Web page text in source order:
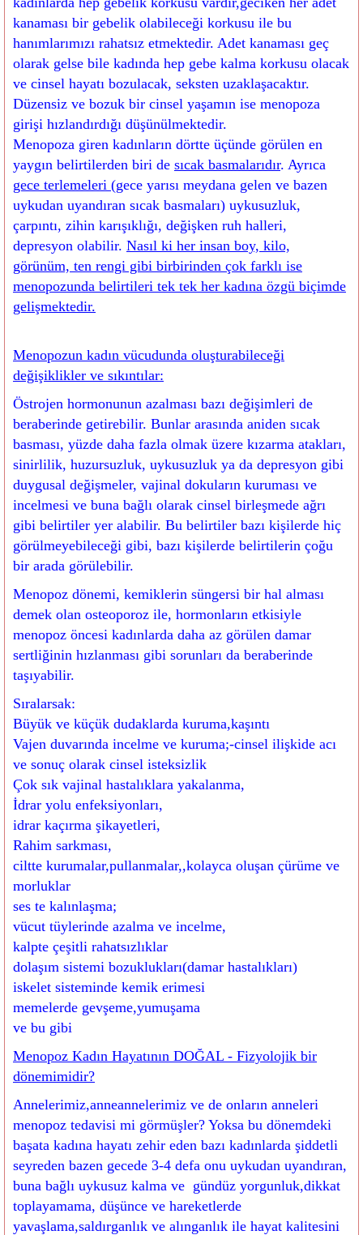
kanaması bir gebelik olabileceği korkusu ile bu
hanımlarımızı rahatsız etmektedir. Adet kanaması geç
olarak gelse bile kadında hep gebe kalma korkusu olacak
ve cinsel hayatı bozulacak, seksten uzaklaşacaktır.
Düzensiz ve bozuk bir cinsel yaşamın ise menopoza
girişi hızlandırdığı düşünülmektedir.
Menopoza giren kadınların dörtte üçünde görülen en
yaygın belirtilerden biri de sıcak basmalarıdır. Ayrıca
gece terlemeleri (gece yarısı meydana gelen ve bazen
uykudan uyandıran sıcak basmaları) uykusuzluk,
çarpıntı, zihin karışıklığı, değişken ruh halleri,
depresyon olabilir. Nasıl ki her insan boy, kilo,
görünüm, ten rengi gibi birbirinden çok farklı ise
menopozunda belirtileri tek tek her kadına özgü biçimde
gelişmektedir.
Menopozun kadın vücudunda oluşturabileceği
değişiklikler ve sıkıntılar:
Östrojen hormonunun azalması bazı değişimleri de
beraberinde getirebilir. Bunlar arasında aniden sıcak
basması, yüzde daha fazla olmak üzere kızarma atakları,
sinirlilik, huzursuzluk, uykusuzluk ya da depresyon gibi
duygusal değişmeler, vajinal dokuların kuruması ve
incelmesi ve buna bağlı olarak cinsel birleşmede ağrı
gibi belirtiler yer alabilir. Bu belirtiler bazı kişilerde hiç
görülmeyebileceği gibi, bazı kişilerde belirtilerin çoğu
bir arada görülebilir.
Menopoz dönemi, kemiklerin süngersi bir hal alması
demek olan osteoporoz ile, hormonların etkisiyle
menopoz öncesi kadınlarda daha az görülen damar
sertliğinin hızlanması gibi sorunları da beraberinde
taşıyabilir.
Sıralarsak:
Büyük ve küçük dudaklarda kuruma,kaşıntı
Vajen duvarında incelme ve kuruma;-cinsel ilişkide acı
ve sonuç olarak cinsel isteksizlik
Çok sık vajinal hastalıklara yakalanma,
İdrar yolu enfeksiyonları,
idrar kaçırma şikayetleri,
Rahim sarkması,
ciltte kurumalar,pullanmalar,,kolayca oluşan çürüme ve
morluklar
ses te kalınlaşma;
vücut tüylerinde azalma ve incelme,
kalpte çeşitli rahatsızlıklar
dolaşım sistemi bozuklukları(damar hastalıkları)
iskelet sisteminde kemik erimesi
memelerde gevşeme,yumuşama
ve bu gibi
Menopoz Kadın Hayatının DOĞAL - Fizyolojik bir
dönemimidir?
Annelerimiz,anneannelerimiz ve de onların anneleri
menopoz tedavisi mi görmüşler? Yoksa bu dönemdeki
başata kadına hayatı zehir eden bazı kadınlarda şiddetli
seyreden bazen gecede 3-4 defa onu uykudan uyandıran,
buna bağlı uykusuz kalma ve gündüz yorgunluk,dikkat
toplayamama, düşünce ve hareketlerde
yavaşlama,saldırganlık ve alınganlık ile hayat kalitesini